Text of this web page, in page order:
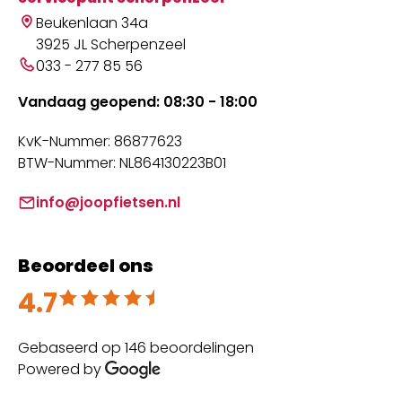
Beukenlaan 34a
3925 JL Scherpenzeel
033 - 277 85 56
Vandaag geopend: 08:30 - 18:00
KvK-Nummer: 86877623
BTW-Nummer: NL864130223B01
info@joopfietsen.nl
Beoordeel ons
4.7
Beoordeeld met 4.7 uit 5
Gebaseerd op 146 beoordelingen
Powered by